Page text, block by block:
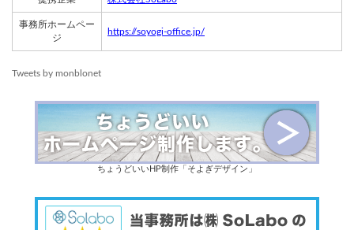
事務所ホームペー
ジ
https://soyogi-office.jp/
Tweets by monblonet
ちょうどいいHP制作「そよぎデザイン」